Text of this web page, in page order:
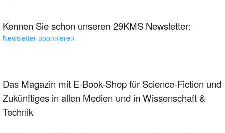
Kennen Sie schon unseren 29KMS Newsletter:
Newsletter abonnieren
Das Magazin mit E-Book-Shop für Science-Fiction und
Zukünftiges in allen Medien und in Wissenschaft &
Technik